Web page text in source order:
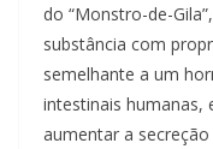
do “Monstro-de-
substância com
semelhante a um
intestinais humanas,
aumentar a